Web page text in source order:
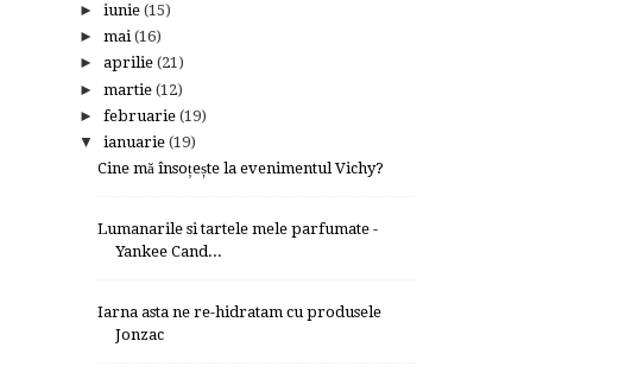
► iunie (15)
► mai(16)
► aprilie (21)
► martie (12)
► februarie (19)
▼ ianuarie (19)
Cine mă însoțește la evenimentul Vichy?
Lumanarile si tartele mele parfumate -
Yankee Cand...
Iarna asta ne re-hidratam cu produsele
Jonzac